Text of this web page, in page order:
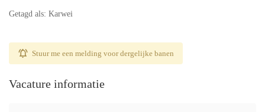
Getagd als: Karwei
Stuur me een melding voor dergelijke banen
Vacature informatie